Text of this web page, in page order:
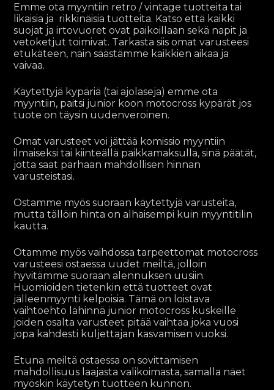
Emme ota myyntiin retro / vintage tuotteita tai
likaisia ja rikkinäisiä tuotteita. Katso että kaikki
suojat ja irtovuoret ovat paikoillaan sekä napit ja
vetoketjut toimivat. Tarkasta siis omat varusteesi
etukäteen, näin säästämme kaikkien aikaa ja
vaivaa.
Käytettyjä kypäriä (tai ajolaseja) emme ota
myyntiin, paitsi junior koon motocross kypärät jos
tuote on täysin uudenveroinen.
Omat varusteet voi jättää komissio myyntiin
ilmaiseksi tai kiinteällä paikkamaksulla, sinä päätät,
jotta saat parhaan mahdollisen hinnan
varusteistasi.
Ostamme myös suoraan käytettyjä varusteita,
mutta tällöin hinta on alhaisempi kuin myyntitilin
kautta.
Otamme myös vaihdossa tarpeettomat motocross
varusteesi ostaessa uudet meiltä, jolloin
hyvitämme suoraan alennuksen uusiin.
Huomioiden tietenkin että tuotteet ovat
jälleenmyynti kelpoisia. Tämä on loistava
vaihtoehto lähinnä junior motocross kuskeille
joiden osalta varusteet pitää vaihtaa joka vuosi
jopa kahdesti kuljettajan kasvamisen vuoksi.
Etuna meiltä ostaessa on sovittamisen
mahdollisuus laajasta valikoimasta, samalla näet
myöskin käytetyn tuotteen kunnon.